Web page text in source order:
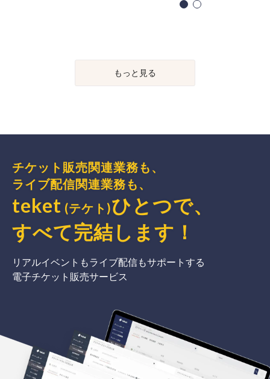
もっと見る
チケット販売関連業務も、
ライブ配信関連業務も、
teket (テケト)ひとつで、
すべて完結 します ！
リアルイベントもライブ配信もサポートする
電子チケット販売サービス